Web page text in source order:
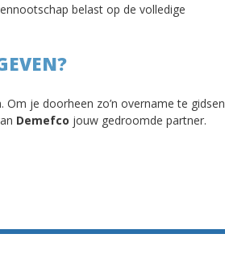
belast op de volledige
je doorheen zo’n overname te gidsen
Demefco jouw gedroomde partner.